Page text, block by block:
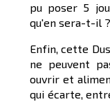
pu poser 5
qu'en sera-t-il ?
Enfin, cette
ne peuvent
ouvrir et
qui écarte,